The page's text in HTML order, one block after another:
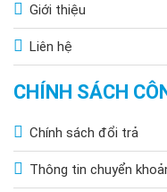
Giới thiệu
Liên hệ
CHÍNH SÁCH
Chính sách đổi trả
Thông tin chuyển